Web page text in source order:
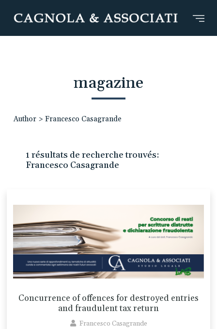
magazine
Author > Francesco Casagrande
1 résultats de recherche trouvés:
Francesco Casagrande
Concurrence of offences for destroyed entries
and fraudulent tax return
Francesco Casagrande